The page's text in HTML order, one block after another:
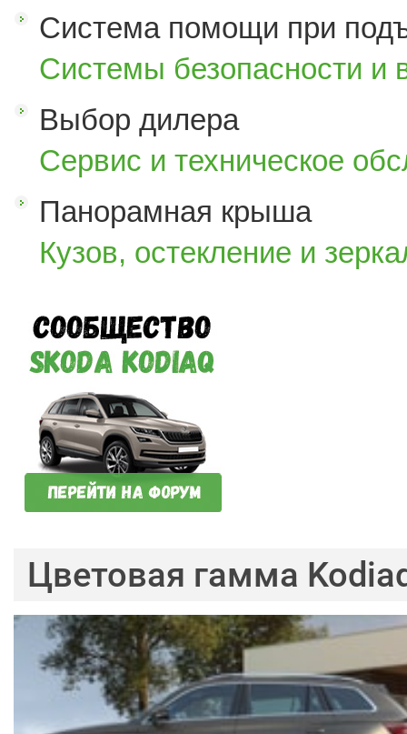
Система помощи при
Системы безопасности и
Выбор дилера
Сервис и техническое
Панорамная крыша
Кузов, остекление и
Цветовая гамма